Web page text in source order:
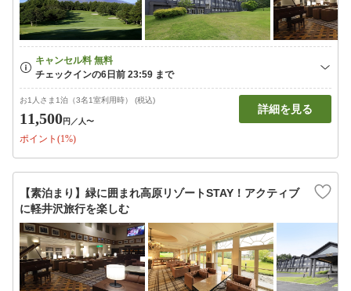
お1人さま1泊（3名1室利用時） (税込)
11,500円 ／人〜
ポイント(1%)
詳細を見る
【素泊まり】緑に囲まれ高原リゾートSTAY！アクティブ
に軽井沢旅行を楽しむ